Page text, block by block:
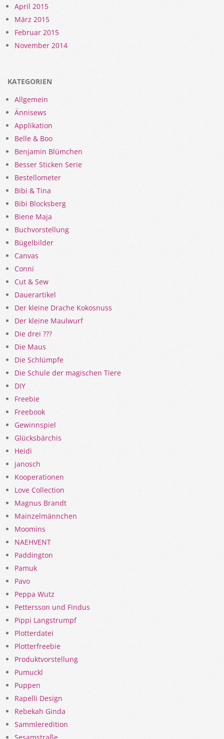
April 2015
März 2015
Februar 2015
November 2014
KATEGORIEN
Allgemein
Ännisews
Applikation
Belle & Boo
Benjamin Blümchen
Besser Sticken Serie
Bestellometer
Bibi & Tina
Bibi Blocksberg
Biene Maja
Buchvorstellung
Bügelbilder
Canvas
Conni
Cut & Sew
Dauerartikel
Der kleine Drache Kokosnuss
Der kleine Maulwurf
Die drei ???
Die Maus
Die Schlümpfe
Die Schule der magischen Tiere
DIY
Freebie
Freebook
Gewinnspiel
Glücksbärchis
Heidi
janosch
Kooperationen
Love Collection
Magnus Brandt
Mainzelmännchen
Moomins
NAEHVENT
Paddington
Pamuk
Pavo
Peppa Wutz
Pettersson und Findus
Pippi Langstrumpf
Plotterdatei
Plotterfreebie
Produktvorstellung
Pumuckl
Puppen
Rapelli Design
Rebekah Ginda
Sammleredition